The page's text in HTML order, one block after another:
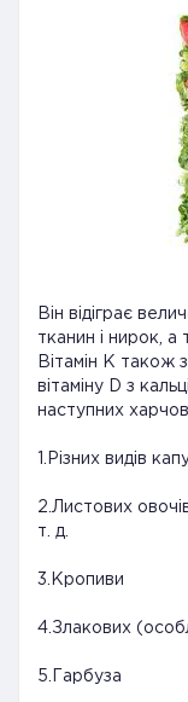
Він відіграє
тканин і нирок, а
Вітамін К також
вітаміну D з
наступних
1.Різних видів
2.Листових
т. д.
3.Кропиви
4.Злакових
5.Гарбуза